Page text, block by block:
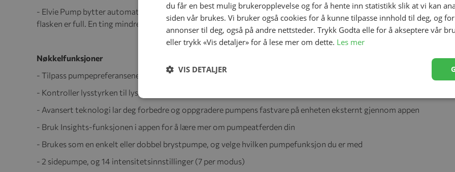
- Elvie Pump bytter automatisk fra stimulering til uttrykksmodus når den oppdager svikt og vil pause når
flasken er full. En ting mindre å tenke på.
Nøkkelfunksjoner
- Tilpass pumpepreferansene dine ved å lagre standard intensitetsinnstillinger
- Kontroller lysstyrken til lysene på Hub (lysere for nattpumping eller dempe for skjønn)
- Avansert teknologi lar deg forbedre og oppgradere pumpens fastvare på enheten eksternt gjennom appen
- Bruk Insights-funksjonen i appen for å lære mer om pumpeatferden din
- Brukes som en enkelt eller dobbel brystpumpe, og velge hvilken pumpefunksjon du er med
- 2 sidepumpe, og 14 intensitetsinnstillinger (7 per modus)
du får en best mulig brukeropplevelse og for å hente inn statistikk slik at vi kan
siden vår brukes. Vi bruker også cookies for å kunne tilpasse innhold til deg, og
annonser til deg, også på andre nettsteder. Trykk Godta elle for å akseptere vår
eller trykk «Vis detaljer» for å lese mer om dette. Les mer
VIS DETALJER